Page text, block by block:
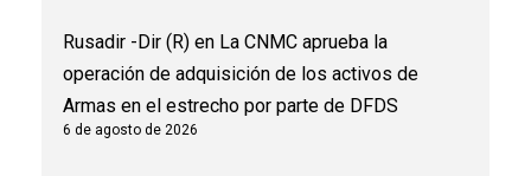
Rusadir -Dir (R) en La CNMC aprueba la
operación de adquisición de los activos de
Armas en el estrecho por parte de DFDS
6 de agosto de 2026